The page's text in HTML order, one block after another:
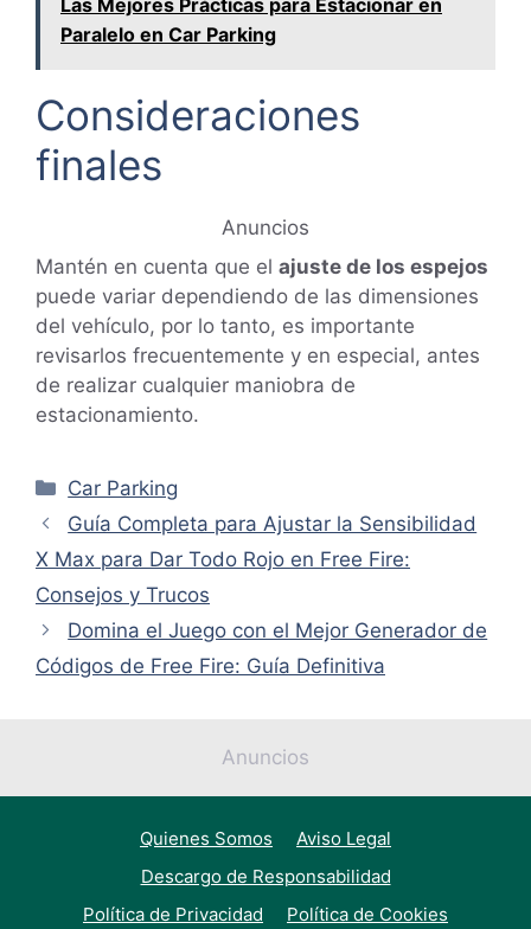
Las Mejores Prácticas para Estacionar en
Paralelo en Car Parking
Consideraciones
finales
Anuncios
Mantén en cuenta que el ajuste de los espejos
puede variar dependiendo de las dimensiones
del vehículo, por lo tanto, es importante
revisarlos frecuentemente y en especial, antes
de realizar cualquier maniobra de
estacionamiento.
Categorías
Car Parking
Guía Completa para Ajustar la Sensibilidad
X Max para Dar Todo Rojo en Free Fire:
Consejos y Trucos
Domina el Juego con el Mejor Generador de
Códigos de Free Fire: Guía Definitiva
Anuncios
Quienes Somos
Aviso Legal
Descargo de Responsabilidad
Política de Privacidad
Política de Cookies